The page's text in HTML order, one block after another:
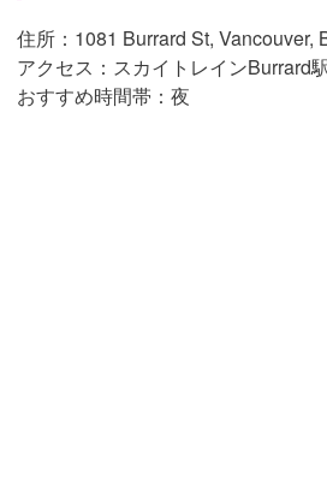
住所：1081 Burrard St, Vancouver,
アクセス：スカイトレインBurrard
おすすめ時間帯：夜